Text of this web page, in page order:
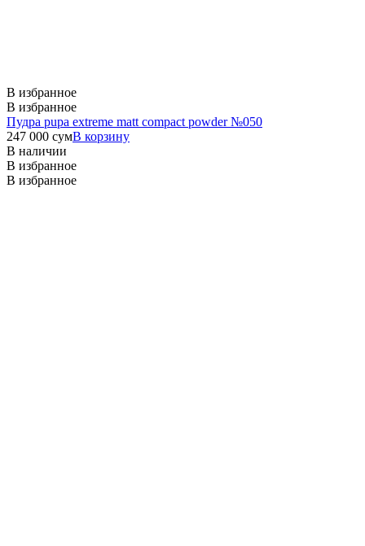
В избранное
В избранное
Пудра pupa extreme matt compact powder №050
247 000 сумВ корзину
В наличии
В избранное
В избранное